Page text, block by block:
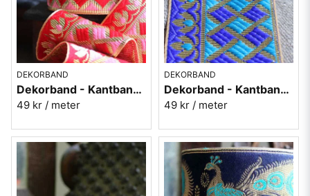
DEKORBAND
Dekorband - Kantband i textil Nr 95
49 kr / meter
DEKORBAND
Dekorband - Kantband i textil Nr 94
49 kr / meter